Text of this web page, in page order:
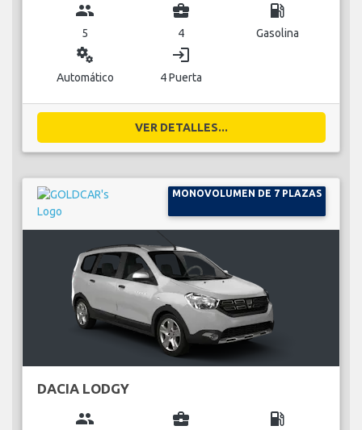
group
5
business_center
4
local_gas_station
Gasolina
miscellaneous_services
Automático
login
4 Puerta
VER DETALLES...
MONOVOLUMEN DE 7 PLAZAS
DACIA LODGY
group business_center local_gas_station